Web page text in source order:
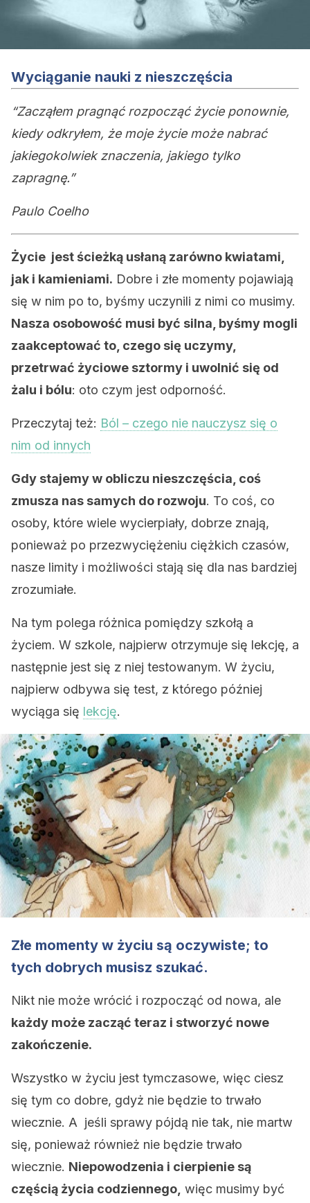
Wyciąganie nauki z nieszczęścia
“Zacząłem pragnąć rozpocząć życie ponownie,
kiedy odkryłem, że moje życie może nabrać
jakiegokolwiek znaczenia, jakiego tylko
zapragnę.”
Paulo Coelho
Życie jest ścieżką usłaną zarówno kwiatami,
jak i kamieniami. Dobre i złe momenty pojawiają
się w nim po to, byśmy uczynili z nimi co musimy.
Nasza osobowość musi być silna, byśmy mogli
zaakceptować to, czego się uczymy,
przetrwać życiowe sztormy i uwolnić się od
żalu i bólu: oto czym jest odporność.
Przeczytaj też: Ból – czego nie nauczysz się o
nim od innych
Gdy stajemy w obliczu nieszczęścia, coś
zmusza nas samych do rozwoju. To coś, co
osoby, które wiele wycierpiały, dobrze znają,
ponieważ po przezwyciężeniu ciężkich czasów,
nasze limity i możliwości stają się dla nas bardziej
zrozumiałe.
Na tym polega różnica pomiędzy szkołą a
życiem. W szkole, najpierw otrzymuje się lekcję, a
następnie jest się z niej testowanym. W życiu,
najpierw odbywa się test, z którego później
wyciąga się lekcję.
Złe momenty w życiu są oczywiste; to
tych dobrych musisz szukać.
Nikt nie może wrócić i rozpocząć od nowa, ale
każdy może zacząć teraz i stworzyć nowe
zakończenie.
Wszystko w życiu jest tymczasowe, więc ciesz
się tym co dobre, gdyż nie będzie to trwało
wiecznie. A jeśli sprawy pójdą nie tak, nie martw
się, ponieważ również nie będzie trwało
wiecznie. Niepowodzenia i cierpienie są
częścią życia codziennego, więc musimy być